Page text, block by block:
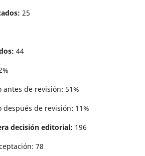
25
44
de revisi´on: 51%
de revisión: 11%
decisión editorial: 196
78